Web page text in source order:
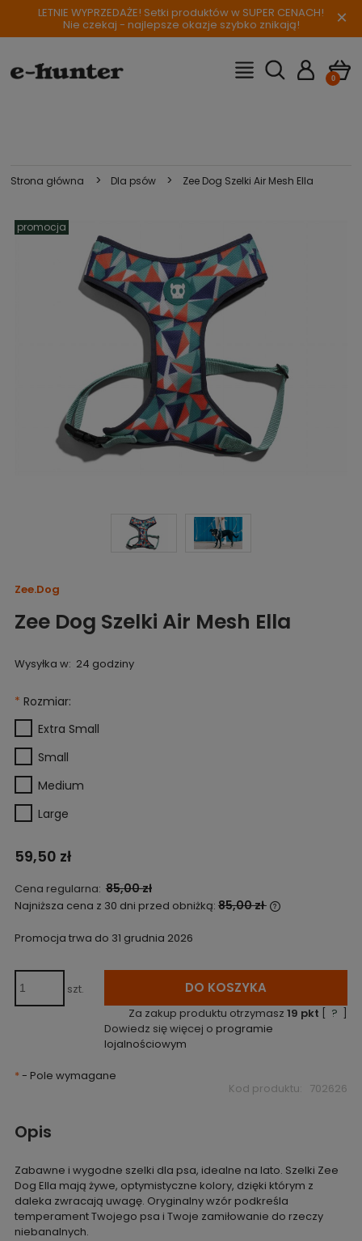
LETNIE WYPRZEDAŻE! Setki produktów w SUPER CENACH!
Nie czekaj - najlepsze okazje szybko znikają! ×
Strona główna > Dla psów > Zee Dog Szelki Air Mesh Ella
promocja
Zee.Dog
Zee Dog Szelki Air Mesh Ella
Wysyłka w: 24 godziny
* Rozmiar:
Extra Small
Small
Medium
Large
59,50 zł
Cena regularna: 85,00 zł
Najniższa cena z 30 dni przed obniżką: 85,00 zł
pojawił się w
Promocja trwa do 31 grudnia 2026
szt. DO KOSZYKA
Za zakup produktu otrzymasz19 pkt [ ? ]
Dowiedz się więcej o programie
lojalnościowym
*- Pole wymagane
Kod produktu: 702626
Opis
Zabawne i wygodne szelki dla psa, idealne na lato. Szelki Zee
Dog Ella mają żywe, optymistyczne kolory, dzięki którym z
daleka zwracają uwagę. Oryginalny wzór podkreśla
temperament Twojego psa i Twoje zamiłowanie do rzeczy
niebanalnych.